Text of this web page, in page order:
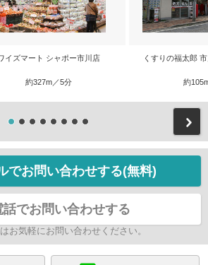
イズマート シャポー市川店
約327m／5分
くすりの福太郎
約
でお問い合わせする(無料)
話でお問い合わせする
お気軽にお問い合わせください。